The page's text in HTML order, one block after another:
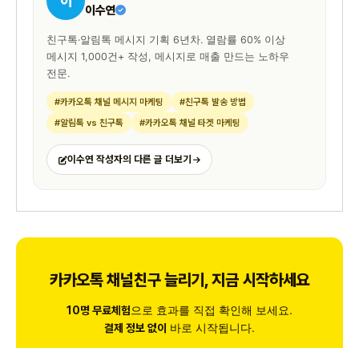
이수연
친구톡·알림톡 메시지 기획 6년차. 열람률 60% 이상
메시지 1,000건+ 작성, 메시지로 매출 만드는 노하우
전문.
#카카오톡 채널 메시지 마케팅
#친구톡 발송 방법
#알림톡 vs 친구톡
#카카오톡 채널 타겟 마케팅
이수연 작성자의 다른 글 더보기
카카오톡 채널친구 늘리기, 지금 시작하세요
10명 무료체험으로 효과를 직접 확인해 보세요.
결제 정보 없이 바로 시작됩니다.